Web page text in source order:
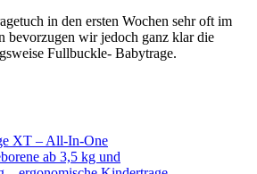
in den ersten Wochen sehr oft im
bevorzugen wir jedoch ganz klar die
Fullbuckle- Babytrage.